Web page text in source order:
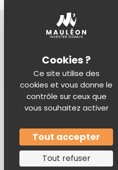
Ce site utilise des
cookies et vous donne le
contrôle sur ceux que
vous souhaitez activer
Tout accepter
Tout refuser